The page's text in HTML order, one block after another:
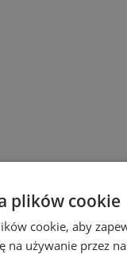
plików cookie
cookie, aby
na używanie przez